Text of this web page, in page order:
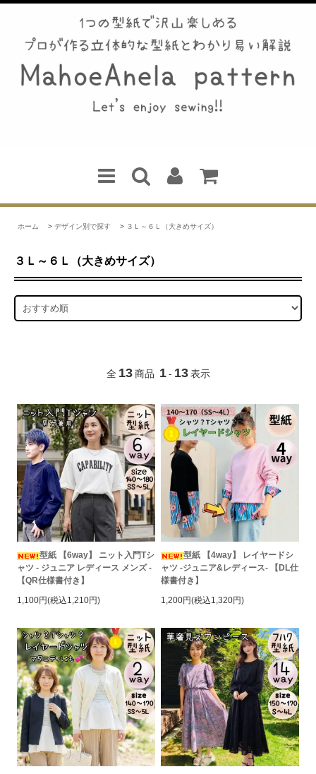
ホーム > デザイン別で探す > ３Ｌ～６Ｌ（大きめサイズ）
３Ｌ～６Ｌ（大きめサイズ）
全 13 商品 1 - 13 表示
型紙 【6way】 ニット入門Tシ
ャツ - ジュニア レディース メンズ -
【QR仕様書付き】
1,100円(税込1,210円)
型紙 【4way】 レイヤードシ
ャツ -ジュニア&レディース- 【DL仕
様書付き】
1,200円(税込1,320円)